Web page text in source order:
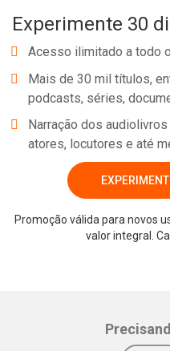
Experimente 30
Acesso ilimitado a todo
Mais de 30 mil títulos,
podcasts, séries,
Narração dos
atores, locutores e até
Promoção válida para novos
valor integral.